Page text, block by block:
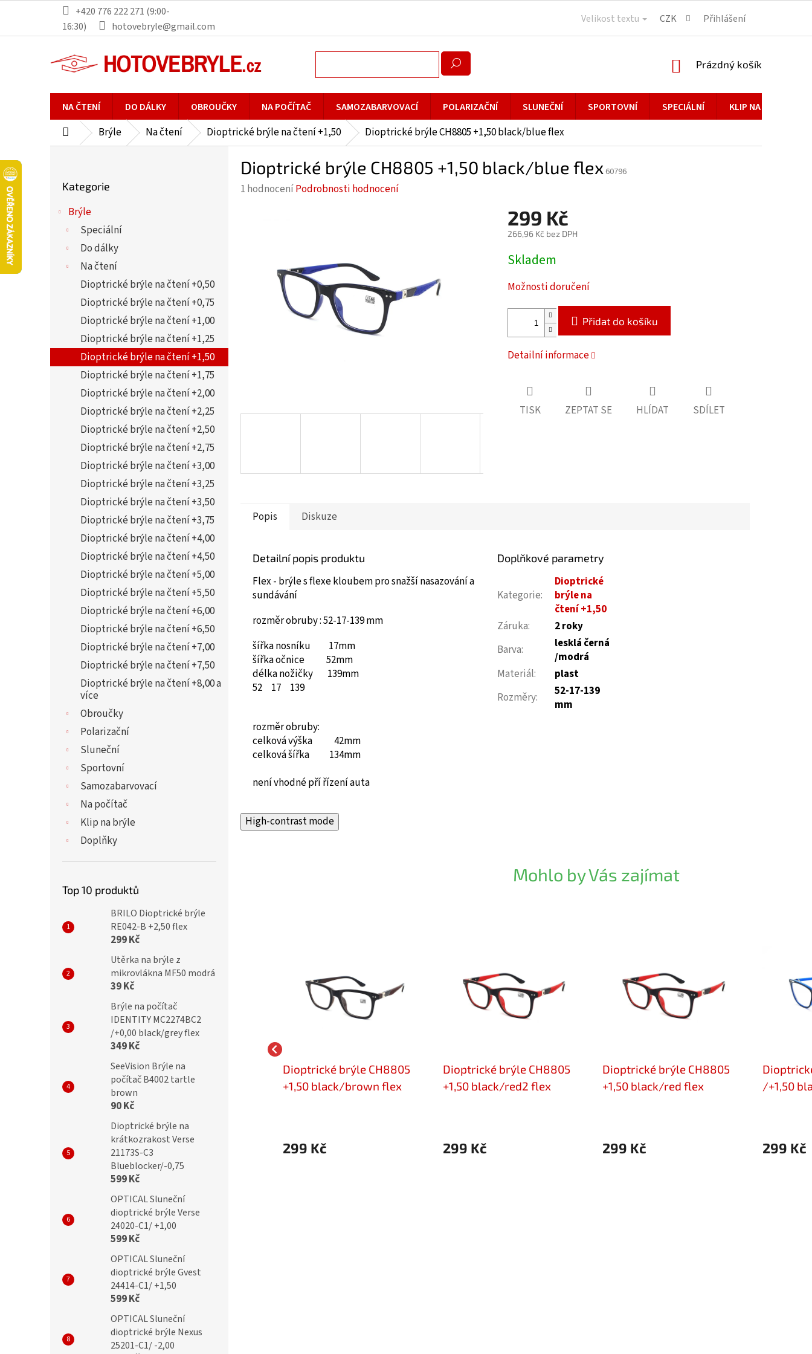
obsah
+420 776 222 271 (9:00-
16:30)
hotovebryle@gmail.com
Velikost textu CZK Přihlášení
NÁKUPNÍ
Prázdný košík
NA ČTENÍ DO DÁLKY OBROUČKY NA POČÍTAČ SAMOZABARVOVACÍ POLARIZAČNÍ SLUNEČNÍ SPORTOVNÍ SPECIÁLNÍ KLIP NA BRÝLE
DomůBrýle Na čtení Dioptrické brýle na čtení +1,50 Dioptrické brýle CH8805 +1,50 black/blue flex
l
kategorie
Kategorie
Brýle
Speciální
Do dálky
Na čtení
Dioptrické brýle na čtení +0,50
Dioptrické brýle na čtení +0,75
Dioptrické brýle na čtení +1,00
Dioptrické brýle na čtení +1,25
Dioptrické brýle na čtení +1,50
Dioptrické brýle na čtení +1,75
Dioptrické brýle na čtení +2,00
Dioptrické brýle na čtení +2,25
Dioptrické brýle na čtení +2,50
Dioptrické brýle na čtení +2,75
Dioptrické brýle na čtení +3,00
Dioptrické brýle na čtení +3,25
Dioptrické brýle na čtení +3,50
Dioptrické brýle na čtení +3,75
Dioptrické brýle na čtení +4,00
Dioptrické brýle na čtení +4,50
Dioptrické brýle na čtení +5,00
Dioptrické brýle na čtení +5,50
Dioptrické brýle na čtení +6,00
Dioptrické brýle na čtení +6,50
Dioptrické brýle na čtení +7,00
Dioptrické brýle na čtení +7,50
Dioptrické brýle na čtení +8,00 a
více
Obroučky
Polarizační
Sluneční
Sportovní
Samozabarvovací
Na počítač
Klip na brýle
Doplňky
Top 10 produktů
BRILO Dioptrické brýle
RE042-B +2,50 flex
299 Kč
Utěrka na brýle z
mikrovlákna MF50 modrá
39 Kč
Brýle na počítač
IDENTITY MC2274BC2
/+0,00 black/grey flex
349 Kč
SeeVision Brýle na
počítač B4002 tartle
brown
90 Kč
Dioptrické brýle na
krátkozrakost Verse
21173S-C3
Blueblocker/-0,75
599 Kč
OPTICAL Sluneční
dioptrické brýle Verse
24020-C1/ +1,00
599 Kč
OPTICAL Sluneční
dioptrické brýle Gvest
24414-C1/ +1,50
599 Kč
OPTICAL Sluneční
dioptrické brýle Nexus
25201-C1/ -2,00
Dioptrické brýle CH8805 +1,50 black/blue flex 60796
Průměrné
hvězdiček.
1 hodnoceníPodrobnosti hodnocení
299 Kč
266,96 Kč bez DPH
Měrná
cena:
Skladem
Možnosti doručení
Přidat do košíku
Detailní informace
TISK ZEPTAT SE HLÍDAT SDÍLET
Popis Diskuze
Detailní popis produktu
Flex - brýle s flexe kloubem pro snažší nasazování a
sundávání
rozměr obruby : 52-17-139 mm
šířka nosníku 17mm
šířka očnice 52mm
délka nožičky 139mm
52
17 139
rozměr obruby:
celková výška 42mm
celková šířka 134mm
není vhodné pří řízení auta
Doplňkové parametry
Kategorie:
Dioptrické
brýle na
čtení +1,50
Záruka:
2 roky
Barva:
lesklá černá
/modrá
Materiál:
plast
Rozměry:
52-17-139
mm
High-contrast mode
Mohlo by Vás zajímat
+1,50 black-blue
IDENTITY Dioptrické brýle
MC2288 +1,50 black flex
299 Kč
Dioptrické brýle CH8805
+1,50 black/brown flex
299 Kč
Dioptrické brýle CH8805
+1,50 black/red2 flex
299 Kč
Dioptrické brýle CH8805
+1,50 black/red flex
299 Kč
/+1,50
299 Kč